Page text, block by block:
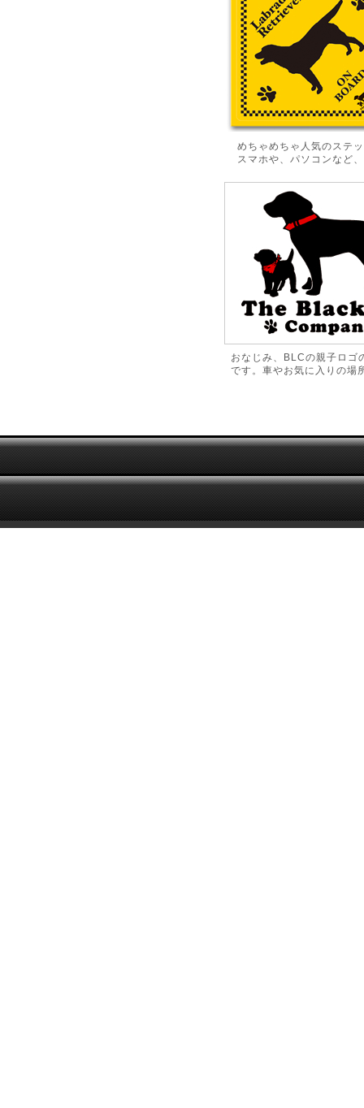
めちゃめちゃ人気のステ
スマホや、パソコンなど
おなじみ、BLCの親子ロゴ
です。車やお気に入りの場